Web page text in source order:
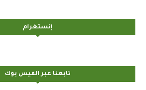
إنستغرام
تابعنا عبر الفيس بوك